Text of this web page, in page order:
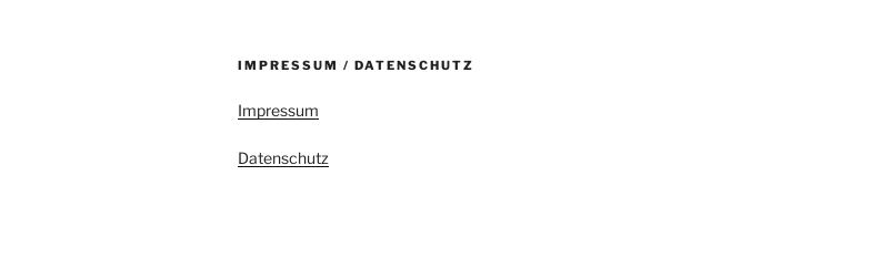
IMPRESSUM / DATENSCHUTZ
Impressum
Datenschutz